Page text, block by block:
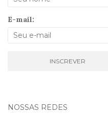
E-mail:
NOSSAS REDES